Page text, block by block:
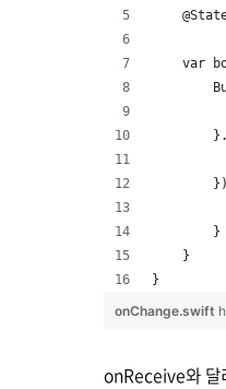
var
        }
    }
}
onChange.swift
onReceive와 달